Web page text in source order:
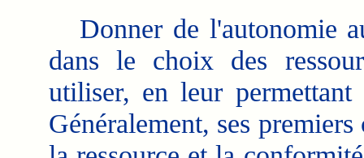
Donner de l'autonomie
dans le choix des
utiliser, en leur permettant
Généralement, ses